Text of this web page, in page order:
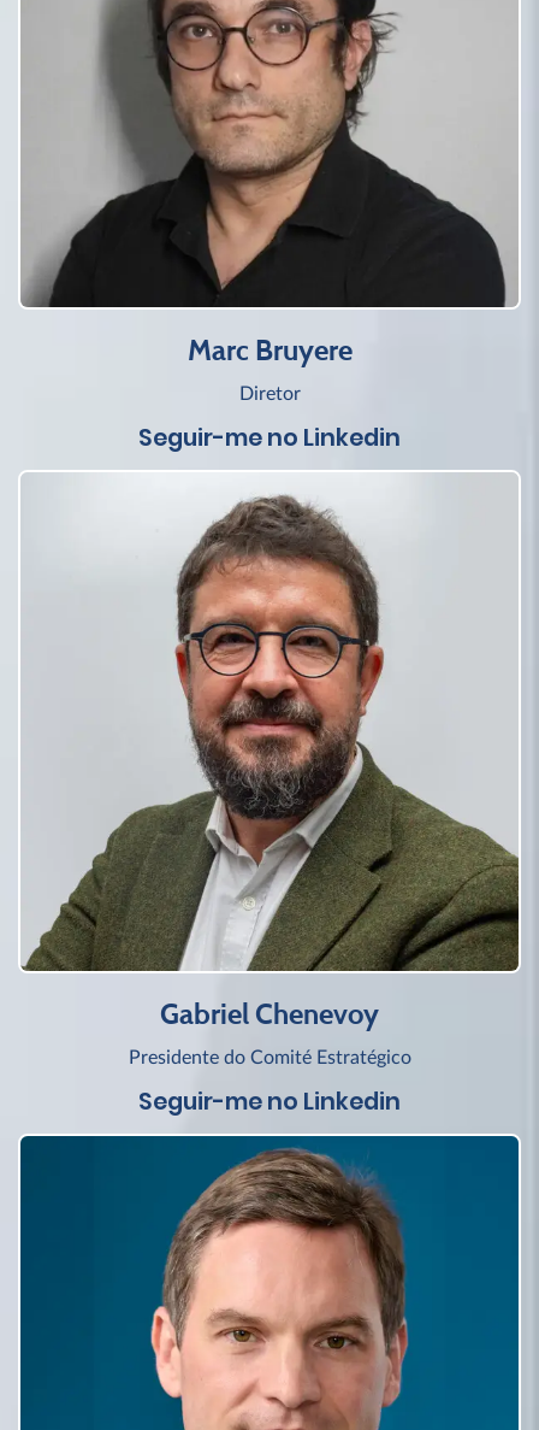
Marc Bruyere
Diretor
Seguir-me no Linkedin
Gabriel Chenevoy
Presidente do Comité Estratégico
Seguir-me no Linkedin